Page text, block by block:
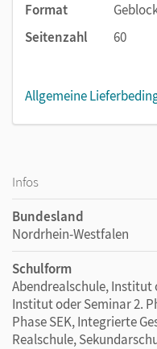
Format
Seitenzahl
60
Allgemeine
Infos
Bundesland
Nordrhein-Westfalen
Schulform
Abendrealschule, Institut
Institut oder Seminar 2.
Phase SEK, Integrierte
Realschule,